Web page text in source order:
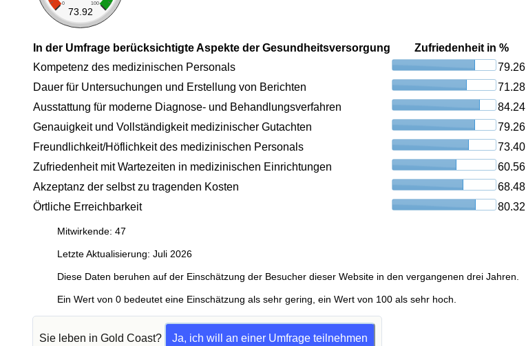
0 100
73.92
In der Umfrage berücksichtigte Aspekte der Gesundheitsversorgung
Zufriedenheit in %
Kompetenz des medizinischen Personals
79.26
Dauer für Untersuchungen und Erstellung von Berichten
71.28
Ausstattung für moderne Diagnose- und Behandlungsverfahren
84.24
Genauigkeit und Vollständigkeit medizinischer Gutachten
79.26
Freundlichkeit/Höflichkeit des medizinischen Personals
73.40
Zufriedenheit mit Wartezeiten in medizinischen Einrichtungen
60.56
Akzeptanz der selbst zu tragenden Kosten
68.48
Örtliche Erreichbarkeit
80.32
Mitwirkende: 47
Letzte Aktualisierung: Juli 2026
Diese Daten beruhen auf der Einschätzung der Besucher dieser Website in den vergangenen drei Jahren.
Ein Wert von 0 bedeutet eine Einschätzung als sehr gering, ein Wert von 100 als sehr hoch.
Sie leben in Gold Coast? Ja, ich will an einer Umfrage teilnehmen